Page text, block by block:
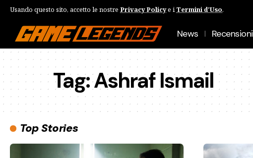
Usando questo sito, accetto le nostre Privacy Policye i Termini d'Uso.
News Recensioni
Tag:Ashraf Ismail
Top Stories